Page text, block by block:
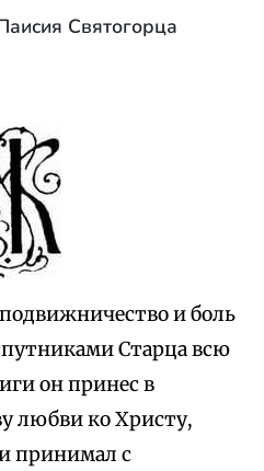
Святогорца
и боль
Старца всю
он принес в
любви ко Христу,
принимал с